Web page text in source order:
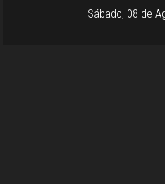
Sábado, 08 de